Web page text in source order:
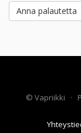
Anna palautetta
© Vapriikki ·